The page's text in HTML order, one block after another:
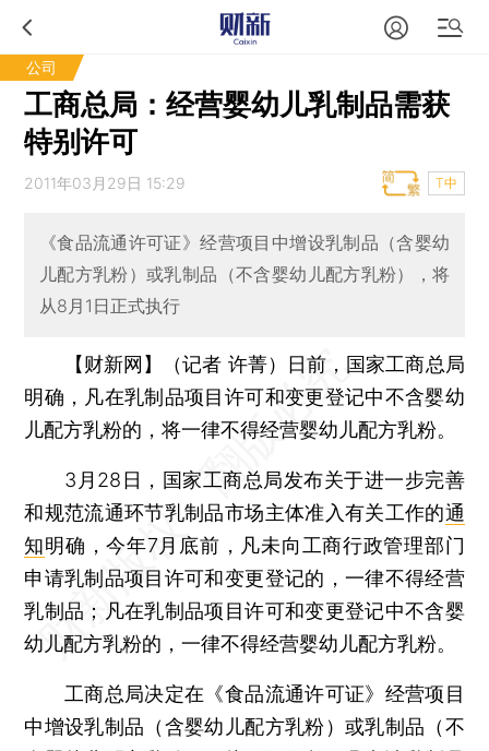
公司
工商总局：经营婴幼儿乳制品需获
特别许可
2011年03月29日 15:29 T中
《食品流通许可证》经营项目中增设乳制品（含婴幼
儿配方乳粉）或乳制品（不含婴幼儿配方乳粉），将
从8月1日正式执行
【财新网】（记者 许菁）
日前，国家工商总局
明确，凡在乳制品项目许可和变更登记中不含婴幼
儿配方乳粉的，将一律不得经营婴幼儿配方乳粉。
3月28日，国家工商总局发布关于进一步完善
和规范流通环节乳制品市场主体准入有关工作的通
知明确，今年7月底前，凡未向工商行政管理部门
申请乳制品项目许可和变更登记的，一律不得经营
乳制品；凡在乳制品项目许可和变更登记中不含婴
幼儿配方乳粉的，一律不得经营婴幼儿配方乳粉。
工商总局决定在《食品流通许可证》经营项目
中增设乳制品（含婴幼儿配方乳粉）或乳制品（不